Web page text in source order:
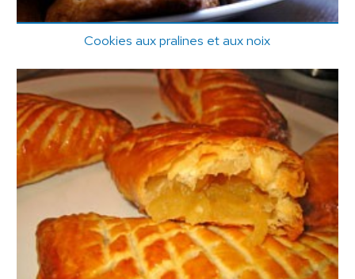
Cookies aux pralines et aux noix